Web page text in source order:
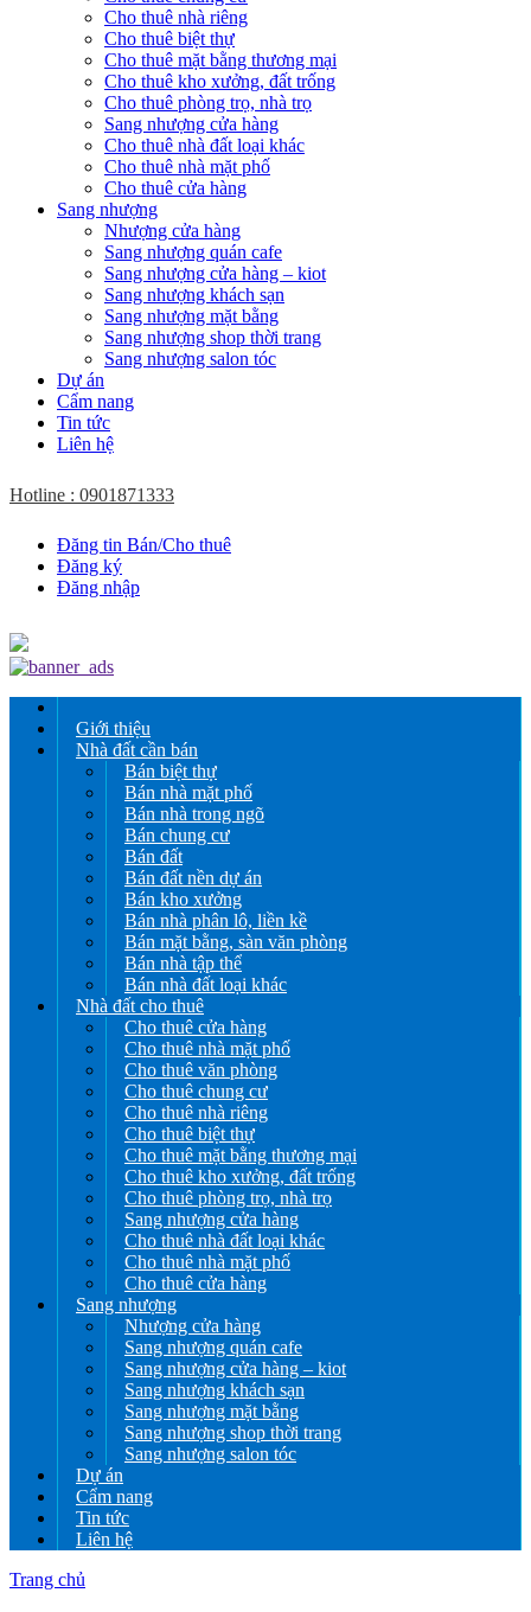
Cho thuê nhà riêng
Cho thuê biệt thự
Cho thuê mặt bằng thương mại
Cho thuê kho xưởng, đất trống
Cho thuê phòng trọ, nhà trọ
Sang nhượng cửa hàng
Cho thuê nhà đất loại khác
Cho thuê nhà mặt phố
Cho thuê cửa hàng
Sang nhượng
Nhượng cửa hàng
Sang nhượng quán cafe
Sang nhượng cửa hàng – kiot
Sang nhượng khách sạn
Sang nhượng mặt bằng
Sang nhượng shop thời trang
Sang nhượng salon tóc
Dự án
Cẩm nang
Tin tức
Liên hệ
Hotline : 0901871333
Đăng tin Bán/Cho thuê
Đăng ký
Đăng nhập
Giới thiệu
Nhà đất cần bán
Bán biệt thự
Bán nhà mặt phố
Bán nhà trong ngõ
Bán chung cư
Bán đất
Bán đất nền dự án
Bán kho xưởng
Bán nhà phân lô, liền kề
Bán mặt bằng, sàn văn phòng
Bán nhà tập thể
Bán nhà đất loại khác
Nhà đất cho thuê
Cho thuê cửa hàng
Cho thuê nhà mặt phố
Cho thuê văn phòng
Cho thuê chung cư
Cho thuê nhà riêng
Cho thuê biệt thự
Cho thuê mặt bằng thương mại
Cho thuê kho xưởng, đất trống
Cho thuê phòng trọ, nhà trọ
Sang nhượng cửa hàng
Cho thuê nhà đất loại khác
Cho thuê nhà mặt phố
Cho thuê cửa hàng
Sang nhượng
Nhượng cửa hàng
Sang nhượng quán cafe
Sang nhượng cửa hàng – kiot
Sang nhượng khách sạn
Sang nhượng mặt bằng
Sang nhượng shop thời trang
Sang nhượng salon tóc
Dự án
Cẩm nang
Tin tức
Liên hệ
Trang chủ